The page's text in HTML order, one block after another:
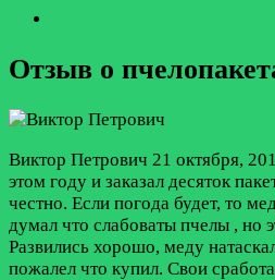
Отзыв о
Виктор Петрович 21 октября,
этом году и заказал десяток
честно. Если погода будет, то
думал что слабоваты пчелы , но
Развились хорошо, меду
пожалел что купил. Свои